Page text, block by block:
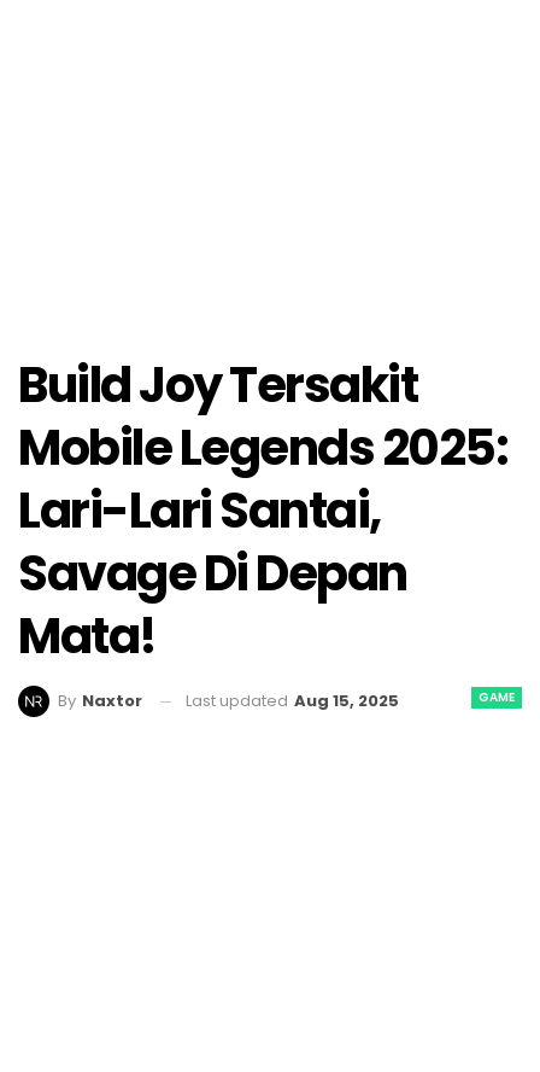
Build Joy Tersakit
Mobile Legends 2025:
Lari-Lari Santai,
Savage Di Depan
Mata!
GAME
By Naxtor Last updated Aug 15, 2025